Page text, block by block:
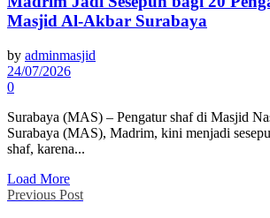
Masjid Al-Akbar Surabaya
by adminmasjid
24/07/2026
0
Surabaya (MAS) – Pengatur shaf di Masjid
Surabaya (MAS), Madrim, kini menjadi
shaf, karena...
Load More
Previous Post